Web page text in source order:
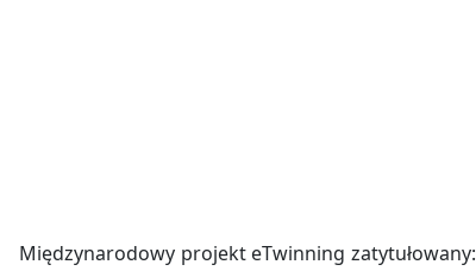
Międzynarodowy projekt eTwinning zatytułowany: